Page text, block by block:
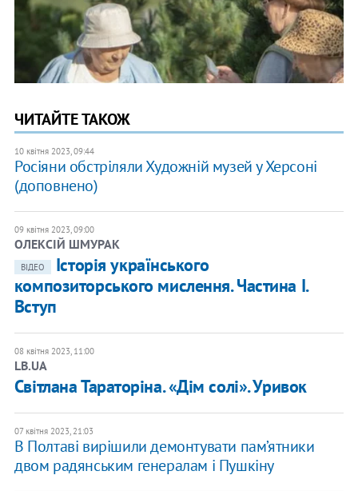
ЧИТАЙТЕ ТАКОЖ
10 квітня 2023, 09:44
Росіяни обстріляли Художній музей у Херсоні
(доповнено)
09 квітня 2023, 09:00
ОЛЕКСІЙ ШМУРАК
ВІДЕО
Історія українського
композиторського мислення. Частина І.
Вступ
08 квітня 2023, 11:00
LB.UA
Світлана Тараторіна. «Дім солі». Уривок
07 квітня 2023, 21:03
В Полтаві вирішили демонтувати пам’ятники
двом радянським генералам і Пушкіну